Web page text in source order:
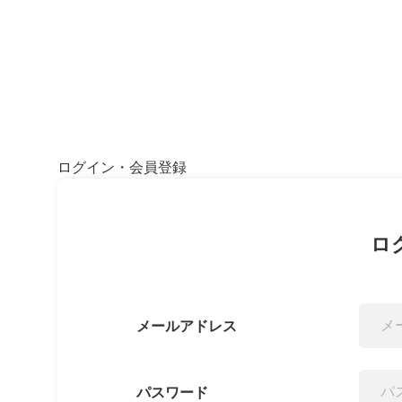
ログイン・会員登録
ロ
メールアドレス
パスワード